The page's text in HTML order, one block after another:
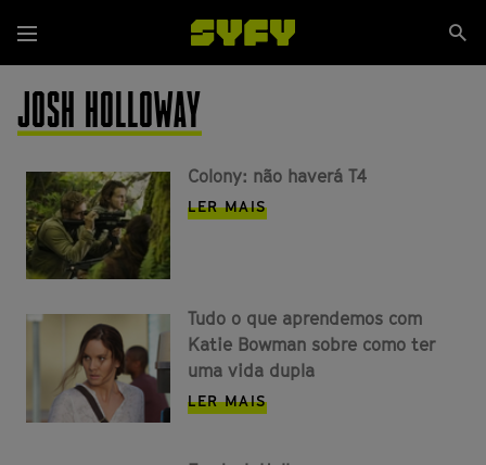
para
o
conteúdo
principal
Menu
JOSH HOLLOWAY
Colony: não haverá T4
LER MAIS
Tudo o que aprendemos com
Katie Bowman sobre como ter
uma vida dupla
LER MAIS